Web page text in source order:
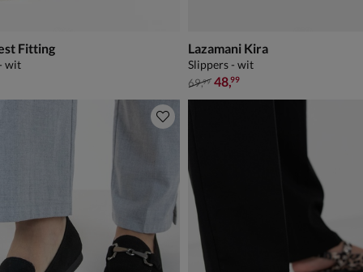
Fitting
wit
Lazamani Kira
Slippers - wit
van € 69,99 voor € 48,99
69,99 48,99